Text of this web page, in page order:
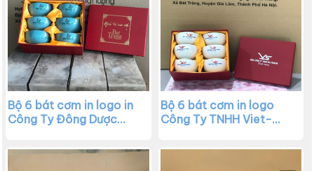
Bộ 6 bát cơm in logo in
Công Ty Đông Dược
hoa đào trắng XG-
Bộ 6 bát cơm in logo
Công Ty TNHH Viet-
BC08